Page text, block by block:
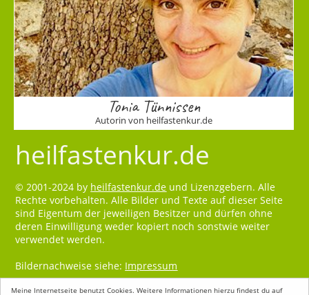
Meine Internetseite benutzt Cookies. Weitere Informationen hierzu findest du auf
Tonia Tünnissen
Autorin von heilfastenkur.de
heilfastenkur.de
© 2001-2024 by heilfastenkur.de und Lizenzgebern. Alle
Rechte vorbehalten. Alle Bilder und Texte auf dieser Seite
sind Eigentum der jeweiligen Besitzer und dürfen ohne
deren Einwilligung weder kopiert noch sonstwie weiter
verwendet werden.
Bildernachweise siehe: Impressum